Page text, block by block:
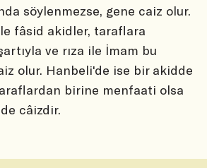
söylenmezse, gene caiz olur.
fâsid akidler, taraflara
ve rıza ile İmam bu
olur. Hanbeli'de ise bir akidde
birine menfaati olsa
câizdir.